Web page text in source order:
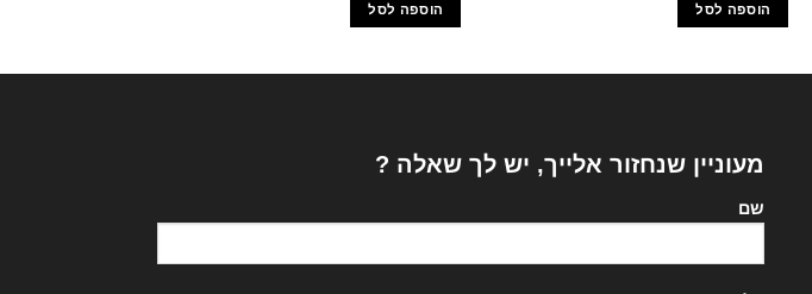
הוספה לסל הוספה לסל
מעוניין שנחזור אלייך, יש לך שאלה ?
שם